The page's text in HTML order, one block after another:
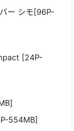
ー シモ[96P-
[24P-
554MB]